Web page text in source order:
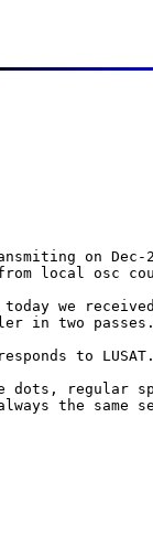
on
local osc
we
in two passes.
to LUSAT.
dots, regular
the same